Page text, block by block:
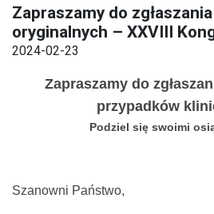
Zapraszamy do
oryginalnych – XXVIII
2024-02-23
Zapraszamy do
przypadków
Podziel się swoimi
Szanowni Państwo,